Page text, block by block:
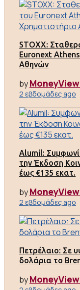
STOXX:
Euronext Athens
Αθηνών
by
2 εβδομάδες ago
Alumil:
την Έκδοση
έως €135 εκατ.
by
2 εβδομάδες ago
Πετρέλαιο: Σε
δολάρια το
by